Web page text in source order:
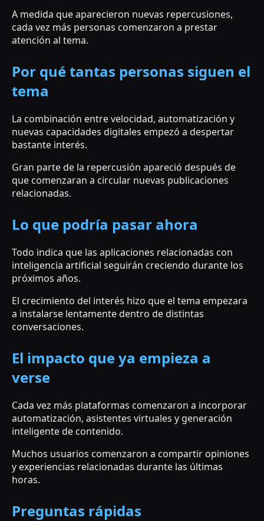
A medida que aparecieron nuevas repercusiones,
cada vez más personas comenzaron a prestar
atención al tema.
Por qué tantas personas siguen el
tema
La combinación entre velocidad, automatización y
nuevas capacidades digitales empezó a despertar
bastante interés.
Gran parte de la repercusión apareció después de
que comenzaran a circular nuevas publicaciones
relacionadas.
Lo que podría pasar ahora
Todo indica que las aplicaciones relacionadas con
inteligencia artificial seguirán creciendo durante los
próximos años.
El crecimiento del interés hizo que el tema empezara
a instalarse lentamente dentro de distintas
conversaciones.
El impacto que ya empieza a
verse
Cada vez más plataformas comenzaron a incorporar
automatización, asistentes virtuales y generación
inteligente de contenido.
Muchos usuarios comenzaron a compartir opiniones
y experiencias relacionadas durante las últimas
horas.
Preguntas rápidas